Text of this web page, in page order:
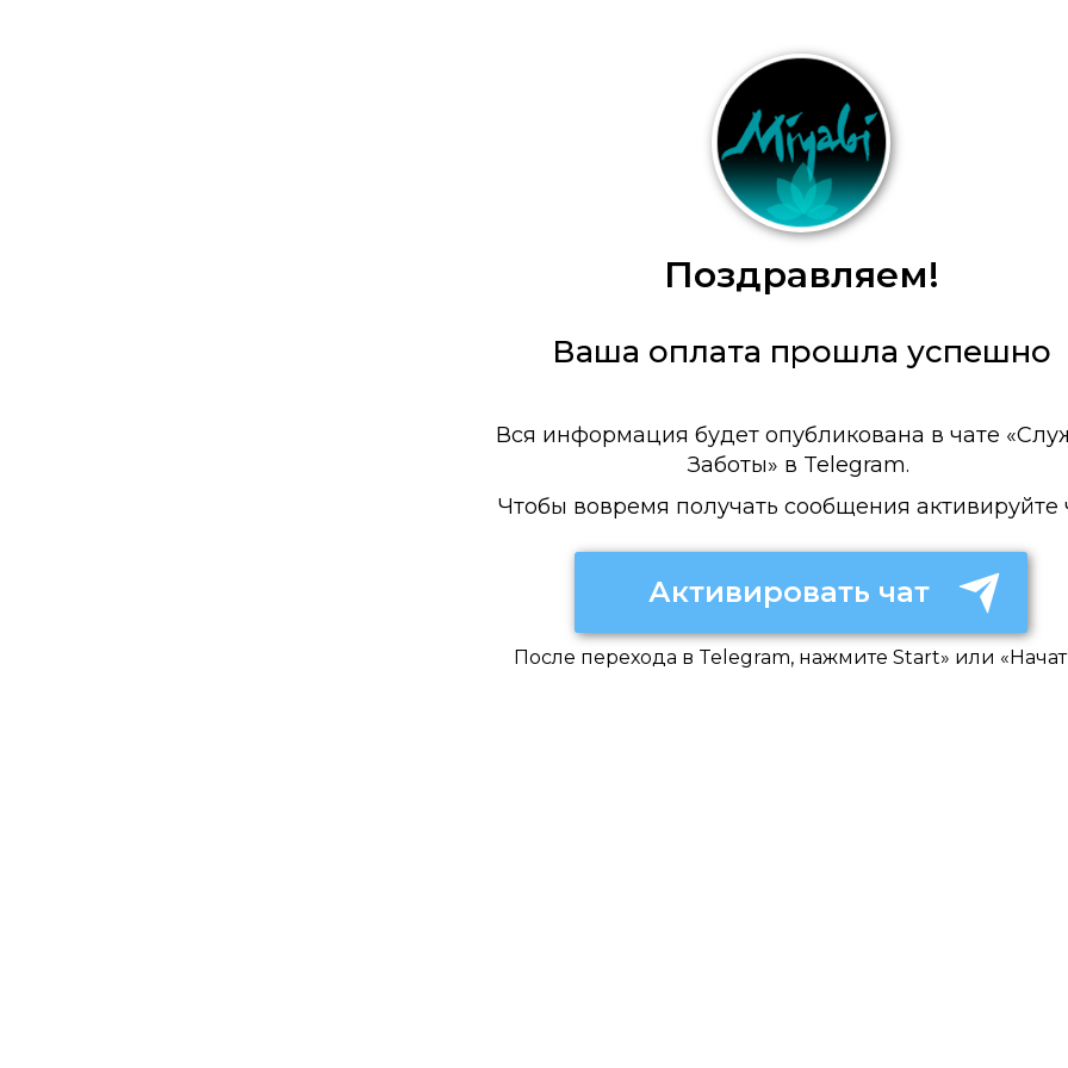
Поздравляем!
Ваша оплата прошла успешно
Вся информация будет опубликована в чате
Заботы» в Telegram.
Чтобы вовремя получать сообщения активируйте
Активировать чат
После перехода в Telegram, нажмите Start» или